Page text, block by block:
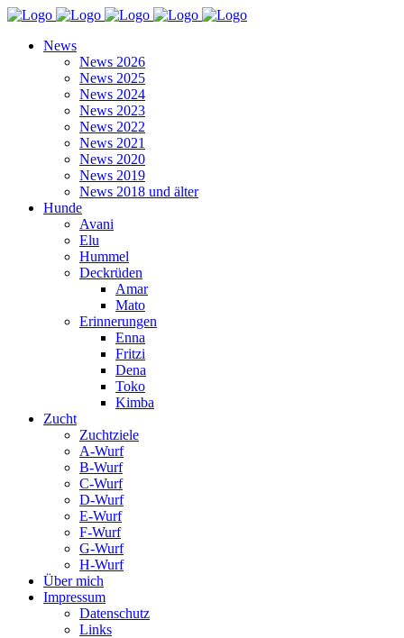
News
News 2026
News 2025
News 2024
News 2023
News 2022
News 2021
News 2020
News 2019
News 2018 und älter
Hunde
Avani
Elu
Hummel
Deckrüden
Amar
Mato
Erinnerungen
Enna
Fritzi
Dena
Toko
Kimba
Zucht
Zuchtziele
A-Wurf
B-Wurf
C-Wurf
D-Wurf
E-Wurf
F-Wurf
G-Wurf
H-Wurf
Über mich
Impressum
Datenschutz
Links